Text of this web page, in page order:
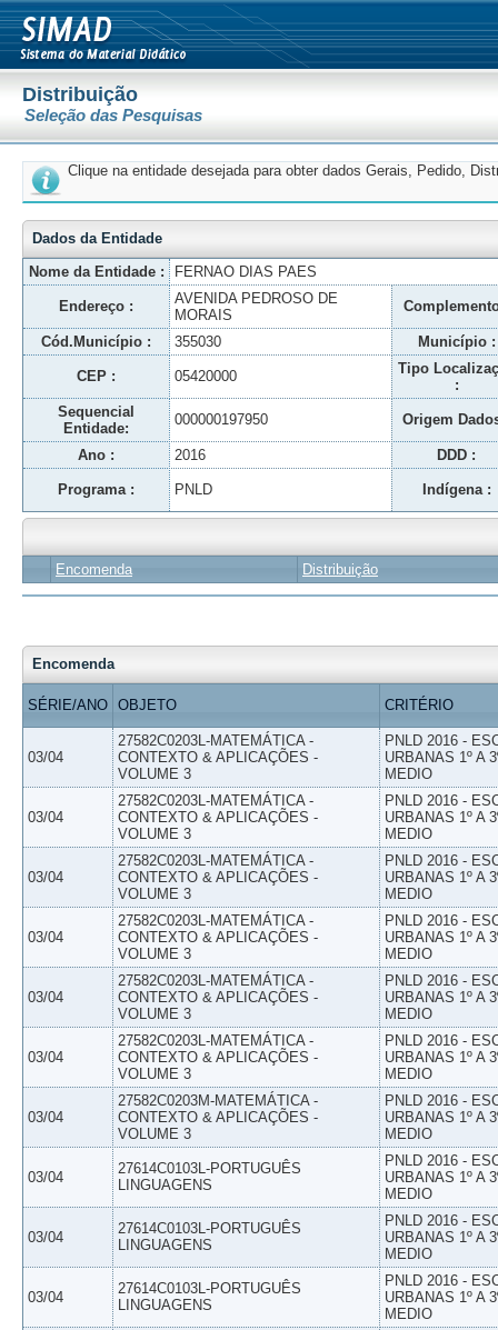
Distribuição
Seleção das Pesquisas
Clique na entidade desejada para obter dados Gerais, Pedido,
Dados da Entidade
Nome da Entidade :
FERNAO DIAS PAES
Endereço :
AVENIDA PEDROSO DE
MORAIS
Cód.Município : 355030 Município :
CEP : 05420000
Tipo
:
Sequencial
Entidade:
000000197950 Origem
Ano : 2016 DDD :
Programa : PNLD Indígena :
Encomenda Distribuição
Encomenda
SÉRIE/ANO OBJETO CRITÉRIO
03/04
27582C0203L-MATEMÁTICA -
CONTEXTO & APLICAÇÕES -
VOLUME 3
PNLD 2016 -
URBANAS 1º A
MEDIO
03/04
27582C0203L-MATEMÁTICA -
CONTEXTO & APLICAÇÕES -
VOLUME 3
PNLD 2016 -
URBANAS 1º A
MEDIO
03/04
27582C0203L-MATEMÁTICA -
CONTEXTO & APLICAÇÕES -
VOLUME 3
PNLD 2016 -
URBANAS 1º A
MEDIO
03/04
27582C0203L-MATEMÁTICA -
CONTEXTO & APLICAÇÕES -
VOLUME 3
PNLD 2016 -
URBANAS 1º A
MEDIO
03/04
27582C0203L-MATEMÁTICA -
CONTEXTO & APLICAÇÕES -
VOLUME 3
PNLD 2016 -
URBANAS 1º A
MEDIO
03/04
27582C0203L-MATEMÁTICA -
CONTEXTO & APLICAÇÕES -
VOLUME 3
PNLD 2016 -
URBANAS 1º A
MEDIO
03/04
27582C0203M-MATEMÁTICA -
CONTEXTO & APLICAÇÕES -
VOLUME 3
PNLD 2016 -
URBANAS 1º A
MEDIO
03/04
27614C0103L-PORTUGUÊS
LINGUAGENS
PNLD 2016 -
URBANAS 1º A
MEDIO
03/04
27614C0103L-PORTUGUÊS
LINGUAGENS
PNLD 2016 -
URBANAS 1º A
MEDIO
03/04
27614C0103L-PORTUGUÊS
LINGUAGENS
PNLD 2016 -
URBANAS 1º A
MEDIO